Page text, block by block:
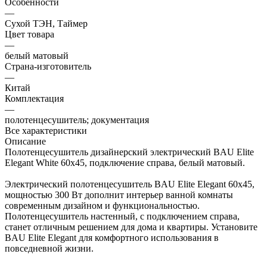
—
Сухой ТЭН, Таймер
Цвет товара
—
белый матовый
Страна-изготовитель
—
Китай
Комплектация
—
полотенцесушитель; документация
Все характеристики
Описание
Полотенцесушитель дизайнерский электрический BAU Elite
Elegant White 60х45, подключение справа, белый матовый.
Электрический полотенцесушитель BAU Elite Elegant 60х45,
мощностью 300 Вт дополнит интерьер ванной комнаты
современным дизайном и функциональностью.
Полотенцесушитель настенный, с подключением справа,
станет отличным решением для дома и квартиры. Установите
BAU Elite Elegant для комфортного использования в
повседневной жизни.